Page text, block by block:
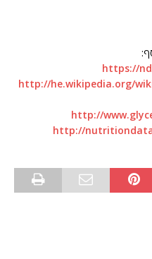
https://
http://he.wikipedia.org/
http://
http://